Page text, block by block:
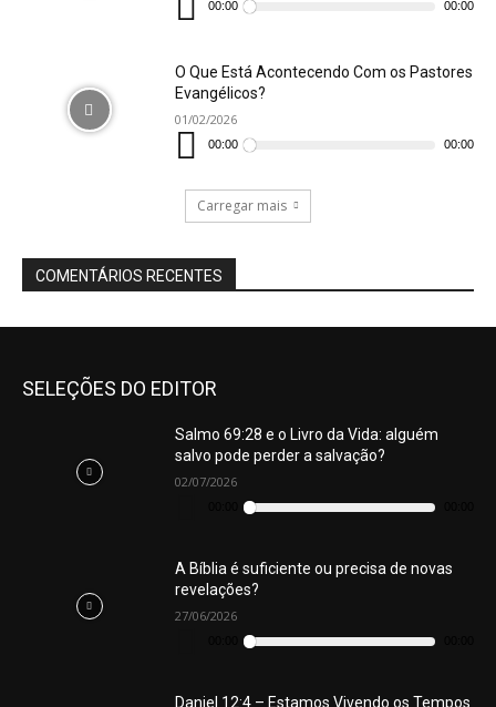
áudio
00:00 00:00
O Que Está Acontecendo Com os Pastores
Evangélicos?
01/02/2026
Tocador
áudio
00:00 00:00
Carregar mais
COMENTÁRIOS RECENTES
SELEÇÕES DO EDITOR
Salmo 69:28 e o Livro da Vida: alguém
salvo pode perder a salvação?
02/07/2026
Tocador
A Bíblia é suficiente ou precisa de novas
revelações?
27/06/2026
Tocador
Daniel 12:4 – Estamos Vivendo os Tempos